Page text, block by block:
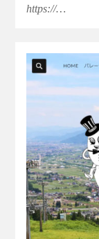
https://…